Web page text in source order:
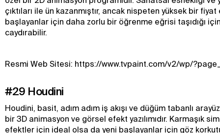
çıktıları ile ün kazanmıştır, ancak nispeten yüksek bir
başlayanlar için daha zorlu bir öğrenme eğrisi taşıdığı için
caydırabilir.
Resmi Web Sitesi: https://www.tvpaint.com/v2/wp/
#29 Houdini
Houdini, basit, adım adım iş akışı ve düğüm tabanlı
bir 3D animasyon ve görsel efekt yazılımıdır. Karmaşık
efektler için ideal olsa da yeni başlayanlar için göz